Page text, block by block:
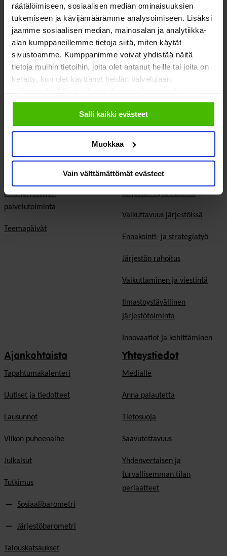
räätälöimiseen, sosiaalisen median ominaisuuksien
tukemiseen ja kävijämäärämme analysoimiseen. Lisäksi
jaamme sosiaalisen median, mainosalan ja analytiikka-
alan kumppaneillemme tietoja siitä, miten käytät
sivustoamme. Kumppanimme voivat yhdistää näitä
tietoja muihin tietoihin, joita olet antanut heille tai joita on
kerätty, kun olet käyttänyt heidän palvelujaan.
Valitsemalla "Yksityiskohdat" voit vaikuttaa sallimiisi
evästeisiin.
Salli kaikki evästeet
Muokkaa
Vain välttämättömät evästeet
In English Työllisyys
Ilmastonmuutos
EU & kansainvälinen työ
Vaalit
Eduskuntavaalit
Kunta- ja aluevaalit
Tietoa järjestöistä
Sosiaali- ja terveysjärjestöt
Sote-järjestöjen
palvelutoiminta
Teemapäivät
Jäsenjärjestöille
Jäsen­edut ja -palvelut
Järjestön hyvä hallinto
Vaikuttavuus järjestöissä
Ennakointi- ja strategiatyö
Järjestön rahoitus
Vaikuttaminen ja viestintä
Ilmastoystävällinen
järjestötoiminta
Innovaatiot ja kehittäminen
Ajankohtaista
Tapahtumakalenteri
Uutiset ja tiedotteet
Lausunnot
Viikon puheenaihe
Julkaisut
Tutkimus
Sosiaalibarometri
Järjestöbarometri
Talouskatsaukset
Yhteystiedot
Medialle
Anna palautetta
Tietosuoja
Saavutettavuus
Yhdenvertaisen ja
turvallisemman tilan
periaatteet